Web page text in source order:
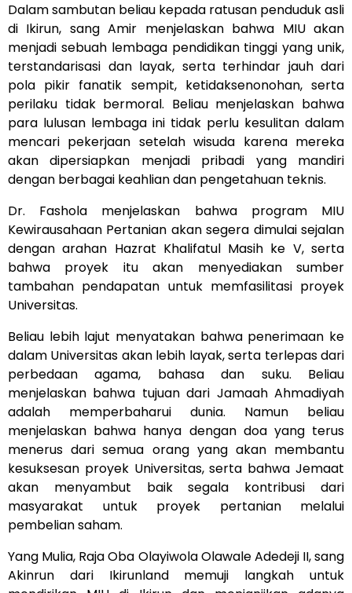
Dalam sambutan beliau kepada ratusan penduduk asli
di Ikirun, sang Amir menjelaskan bahwa MIU akan
menjadi sebuah lembaga pendidikan tinggi yang unik,
terstandarisasi dan layak, serta terhindar jauh dari
pola pikir fanatik sempit, ketidaksenonohan, serta
perilaku tidak bermoral. Beliau menjelaskan bahwa
para lulusan lembaga ini tidak perlu kesulitan dalam
mencari pekerjaan setelah wisuda karena mereka
akan dipersiapkan menjadi pribadi yang mandiri
dengan berbagai keahlian dan pengetahuan teknis.
Dr. Fashola menjelaskan bahwa program MIU
Kewirausahaan Pertanian akan segera dimulai sejalan
dengan arahan Hazrat Khalifatul Masih ke V, serta
bahwa proyek itu akan menyediakan sumber
tambahan pendapatan untuk memfasilitasi proyek
Universitas.
Beliau lebih lajut menyatakan bahwa penerimaan ke
dalam Universitas akan lebih layak, serta terlepas dari
perbedaan agama, bahasa dan suku. Beliau
menjelaskan bahwa tujuan dari Jamaah Ahmadiyah
adalah memperbaharui dunia. Namun beliau
menjelaskan bahwa hanya dengan doa yang terus
menerus dari semua orang yang akan membantu
kesuksesan proyek Universitas, serta bahwa Jemaat
akan menyambut baik segala kontribusi dari
masyarakat untuk proyek pertanian melalui
pembelian saham.
Yang Mulia, Raja Oba Olayiwola Olawale Adedeji II, sang
Akinrun dari Ikirunland memuji langkah untuk